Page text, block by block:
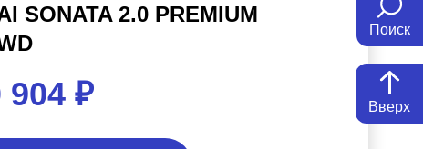
Поиск
Вверх
SONATA 2.0 PREMIUM
904 ₽